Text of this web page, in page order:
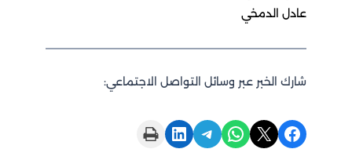
عادل الدمخي
شارك الخبر عبر وسائل التواصل الاجتماعي:
Share on Facebook
Share on X
Share on WhatsApp
Share on Telegram
Share on LinkedIn
Print this Page